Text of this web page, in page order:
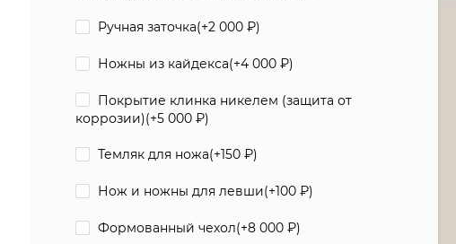
Ручная заточка(+2 000₽)
Ножны из кайдекса(+4 000₽)
Покрытие клинка никелем (защита от
коррозии)(+5 000₽)
Темляк для ножа(+150₽)
Нож и ножны для левши(+100₽)
Формованный чехол(+8 000₽)